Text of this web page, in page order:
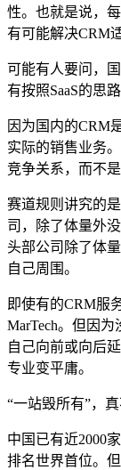
性。也就是说，
有可能解决CRM
可能有人要问，
有按照SaaS的思路
因为国内的CRM
实际的销售业务
竞争关系，而不
赛道规则讲究的
司，除了体量外
头部公司除了体
自己周围。
即使有的CRM服
MarTech。但因
自己向前或向后
专业变平庸。
“一站毁所有”，真
中国已有近2000
排名世界首位。